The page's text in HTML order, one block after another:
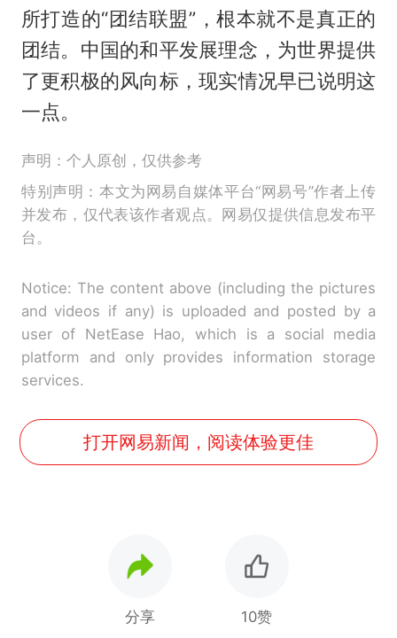
所打造的“团结联盟”，根本就不是真正的
团结。中国的和平发展理念，为世界提供
了更积极的风向标，现实情况早已说明这
一点。
声明：个人原创，仅供参考
特别声明：本文为网易自媒体平台“网易号”作者上传
并发布，仅代表该作者观点。网易仅提供信息发布平
台。
Notice: The content above (including the pictures
and videos if any) is uploaded and posted by a
user of NetEase Hao, which is a social media
platform and only provides information storage
services.
打开网易新闻，阅读体验更佳
分享 10赞